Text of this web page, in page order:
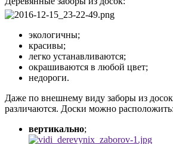
экологичны;
красивы;
легко устанавливаются;
окрашиваются в любой цвет;
недороги.
Даже по внешнему виду заборы из
различаются. Доски можно расположить:
вертикально;